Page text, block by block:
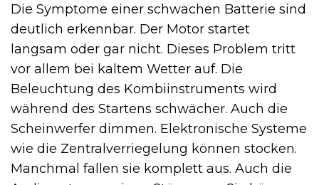
Die Symptome einer schwachen Batterie sind
deutlich erkennbar. Der Motor startet
langsam oder gar nicht. Dieses Problem tritt
vor allem bei kaltem Wetter auf. Die
Beleuchtung des Kombiinstruments wird
während des Startens schwächer. Auch die
Scheinwerfer dimmen. Elektronische Systeme
wie die Zentralverriegelung können stocken.
Manchmal fallen sie komplett aus. Auch die